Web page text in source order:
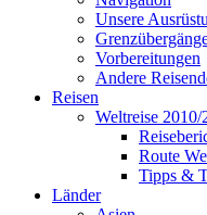
Unsere
Vorbereitungen
Andere
Reisen
Weltreise 2010/
Route
Tipps &
Länder